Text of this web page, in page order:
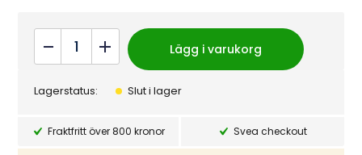
Minus
5kg
Lägg i varukorg
Lagerstatus: Slut i lager
Fraktfritt över 800 kronor Svea checkout